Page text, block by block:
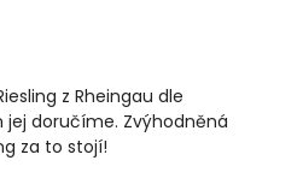
z Rheingau dle
jej doručíme. Zvýhodněná
za to stojí!